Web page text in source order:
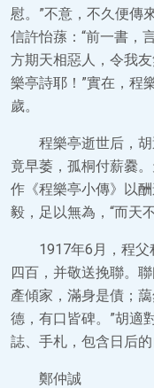
慰。”不意，不久便傳
信許怡蓀：“前一書，
方期天相惡人，令我
樂亭詩耶！”實在，程
歲。
程樂亭逝世后，
竟早萎，孤桐付薪爨
作《程樂亭小傳》以
毅，足以無為，“而天
1917年6月，程
四百，并敬送挽聯。
產傾家，滿身是債；
德，有口皆碑。”胡適
誌、手札，包含日后
鄭仲誠